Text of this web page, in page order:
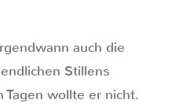
auch die
Stillens
Tagen wollte er nicht.